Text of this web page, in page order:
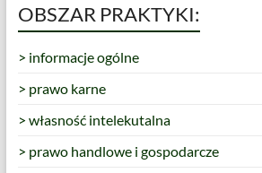
OBSZAR PRAKTYKI:
> informacje ogólne
> prawo karne
> własność intelekutalna
> prawo handlowe i gospodarcze